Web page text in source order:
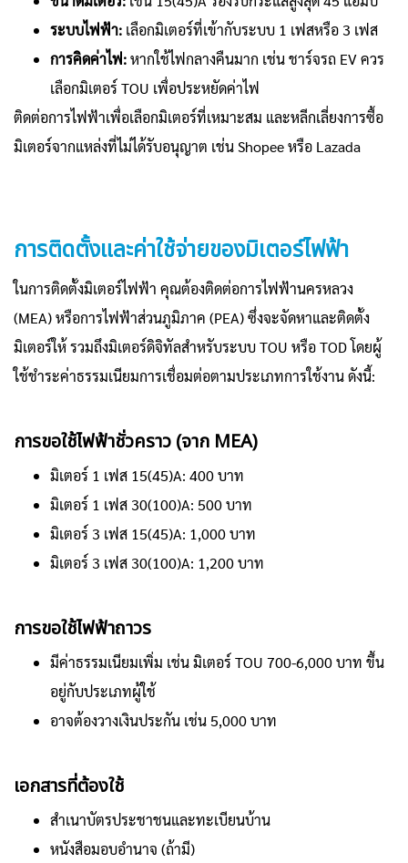
ระบบไฟฟ้า: เลือกมิเตอร์ที่เข้ากับระบบ 1 เฟสหรือ 3 เฟส
การคิดค่าไฟ:หากใช้ไฟกลางคืนมาก เช่น ชาร์จรถ EV ควร
เลือกมิเตอร์ TOU เพื่อประหยัดค่าไฟ
ติดต่อการไฟฟ้าเพื่อเลือกมิเตอร์ที่เหมาะสม และหลีกเลี่ยงการซื้อ
มิเตอร์จากแหล่งที่ไม่ได้รับอนุญาต เช่น Shopee หรือ Lazada
การติดตั้งและค่าใช้จ่ายของมิเตอร์ไฟฟ้า
ในการติดตั้งมิเตอร์ไฟฟ้า คุณต้องติดต่อการไฟฟ้านครหลวง
(MEA) หรือการไฟฟ้าส่วนภูมิภาค (PEA) ซึ่งจะจัดหาและติดตั้ง
มิเตอร์ให้ รวมถึงมิเตอร์ดิจิทัลสำหรับระบบ TOU หรือ TOD โดยผู้
ใช้ชำระค่าธรรมเนียมการเชื่อมต่อตามประเภทการใช้งาน ดังนี้:
การขอใช้ไฟฟ้าชั่วคราว (จาก MEA)
มิเตอร์ 1 เฟส 15(45)A: 400 บาท
มิเตอร์ 1 เฟส 30(100)A: 500 บาท
มิเตอร์ 3 เฟส 15(45)A: 1,000 บาท
มิเตอร์ 3 เฟส 30(100)A: 1,200 บาท
การขอใช้ไฟฟ้าถาวร
มีค่าธรรมเนียมเพิ่ม เช่น มิเตอร์ TOU 700-6,000 บาท ขึ้น
อยู่กับประเภทผู้ใช้
อาจต้องวางเงินประกัน เช่น 5,000 บาท
เอกสารที่ต้องใช้
สำเนาบัตรประชาชนและทะเบียนบ้าน
หนังสือมอบอำนาจ (ถ้ามี)